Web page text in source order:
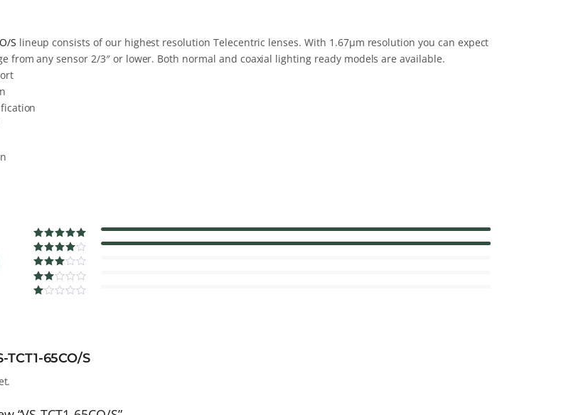
S lineup consists of our highest resolution Telecentric lenses. With 1.67µm resolution you can expect
from any sensor 2/3″ or lower. Both normal and coaxial lighting ready models are available.
133.3%
Complete
116.7%
TCT1-65CO/S